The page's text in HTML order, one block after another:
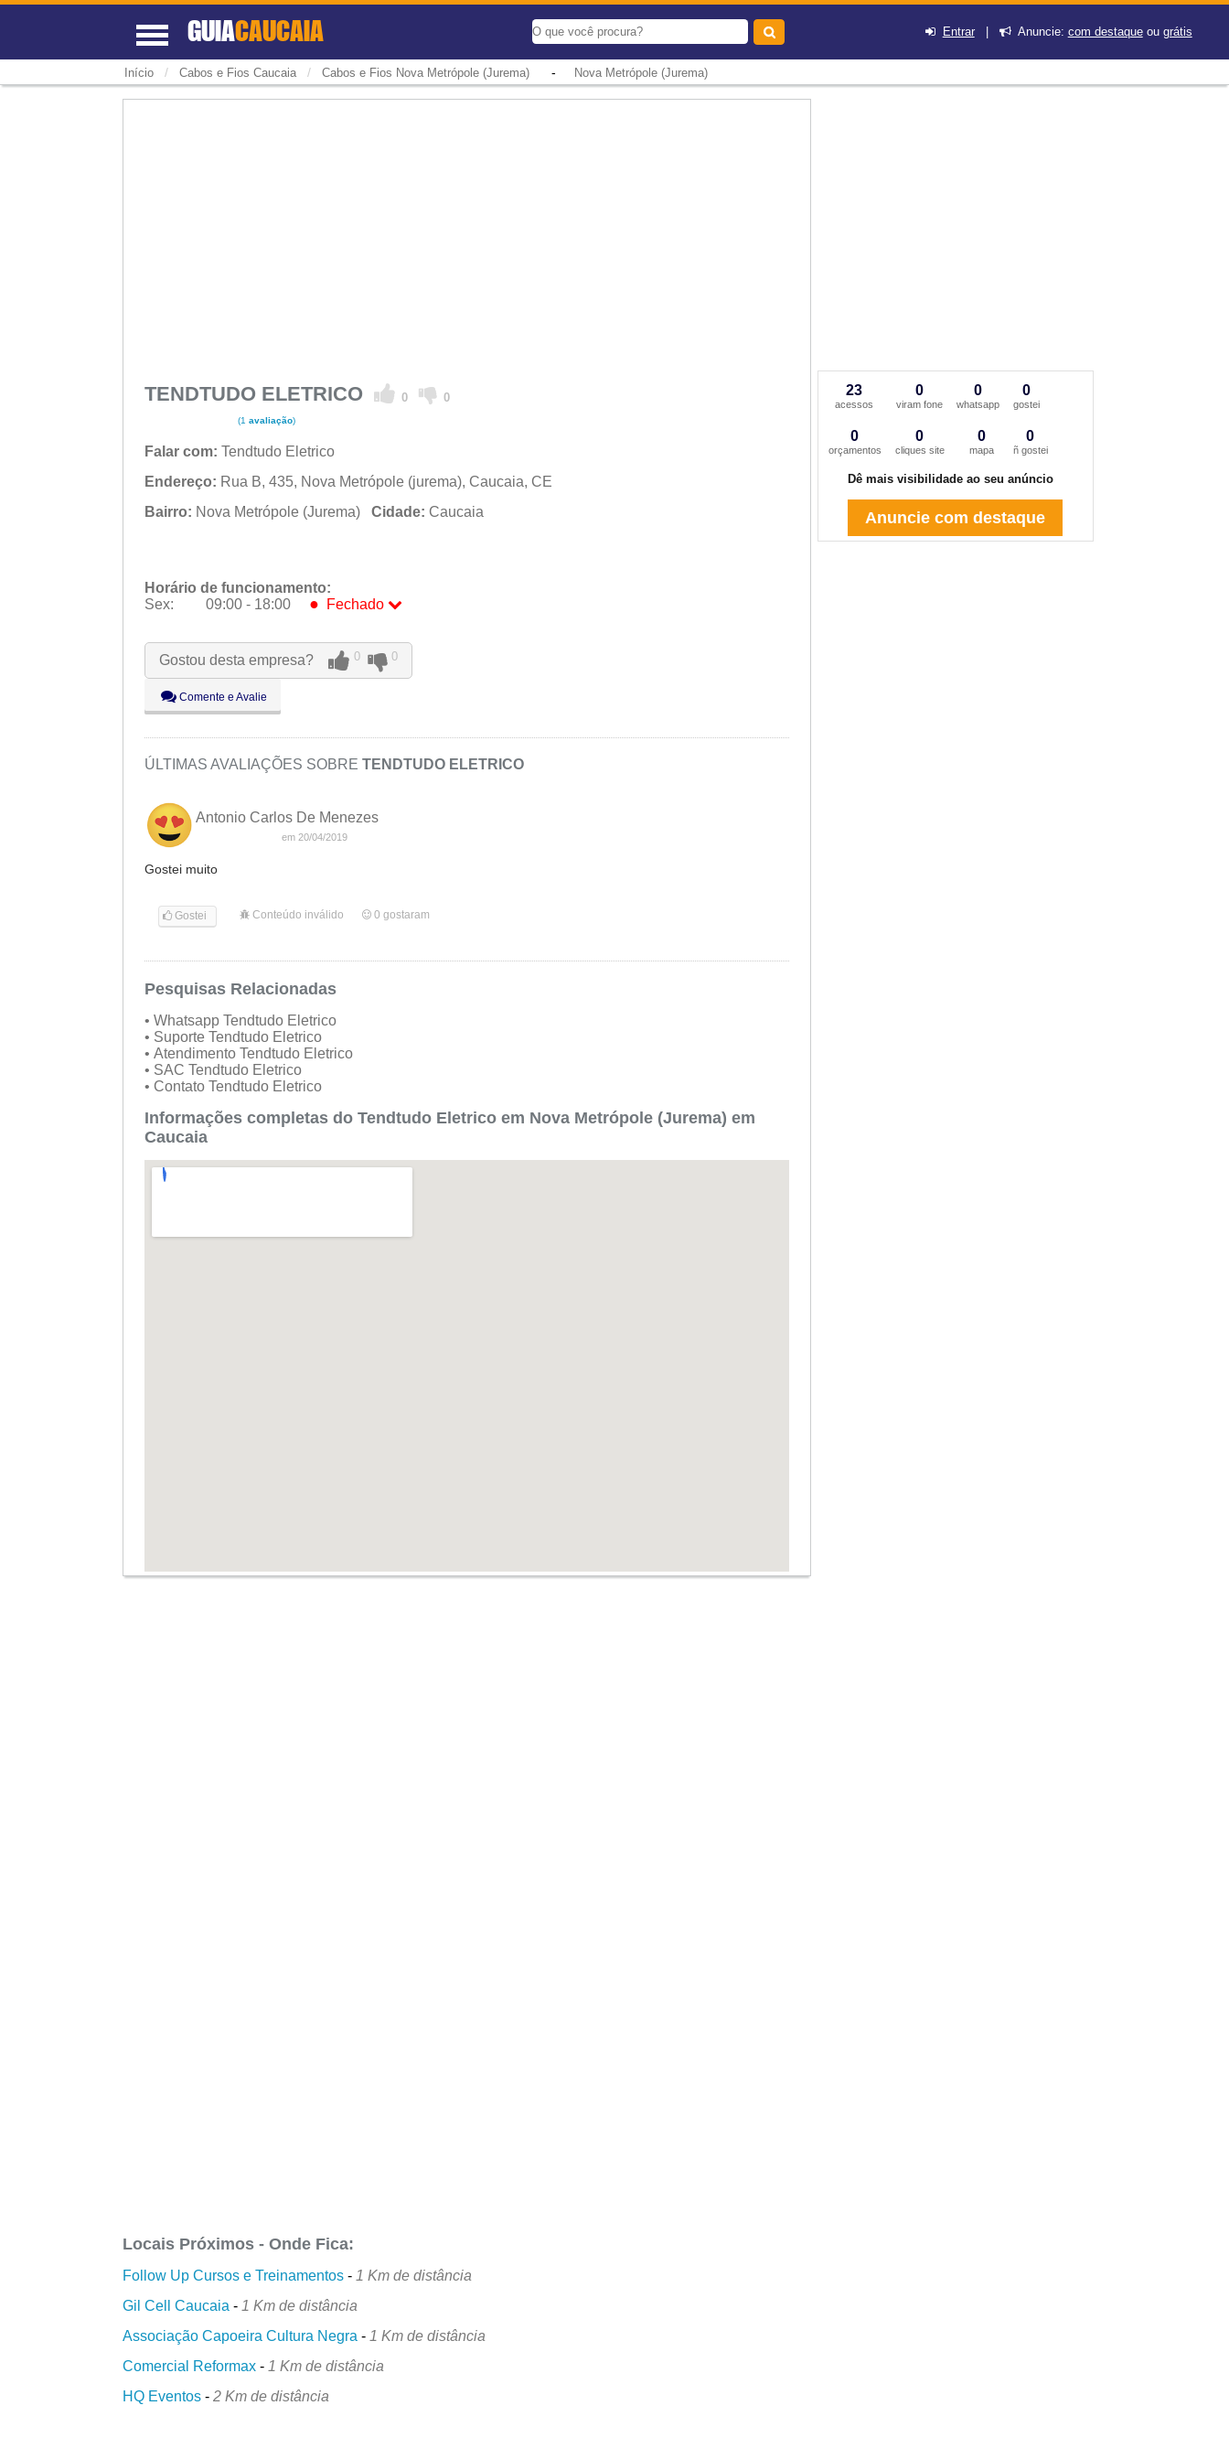
GUIACAUCAIA Entrar| Anuncie: com destaqueou grátis
Início / Cabos e Fios Caucaia / Cabos e Fios Nova Metrópole (Jurema)- Nova Metrópole (Jurema)
TENDTUDO ELETRICO 0 0
(1 avaliação)
Falar com: Tendtudo Eletrico
Endereço: Rua B, 435, Nova Metrópole (jurema), Caucaia, CE
Bairro: Nova Metrópole (Jurema) Cidade: Caucaia
Horário de funcionamento:
Sex:
09:00 - 18:00 ● Fechado
Ter:
09:00 - 18:00
Qua:
09:00 - 18:00
Qui:
09:00 - 18:00
Dom:
Fechado
Gostou desta empresa? 0 0
Comente e Avalie
ÚLTIMAS AVALIAÇÕES SOBRE TENDTUDO ELETRICO
Antonio Carlos De Menezes
em 20/04/2019
Gostei muito
Gostei Conteúdo inválido 0 gostaram
Pesquisas Relacionadas
• Whatsapp Tendtudo Eletrico
• Suporte Tendtudo Eletrico
• Atendimento Tendtudo Eletrico
• SAC Tendtudo Eletrico
• Contato Tendtudo Eletrico
Informações completas do Tendtudo Eletrico em Nova Metrópole (Jurema) em
Caucaia
Locais Próximos - Onde Fica:
Follow Up Cursos e Treinamentos - 1 Km de distância
Gil Cell Caucaia - 1 Km de distância
Associação Capoeira Cultura Negra - 1 Km de distância
Comercial Reformax - 1 Km de distância
HQ Eventos -2 Km de distância
23
acessos
0
viram fone
0
whatsapp
0
gostei
0
orçamentos
0
cliques site
0
mapa
0
ñ gostei
Dê mais visibilidade ao seu anúncio
Anuncie com destaque